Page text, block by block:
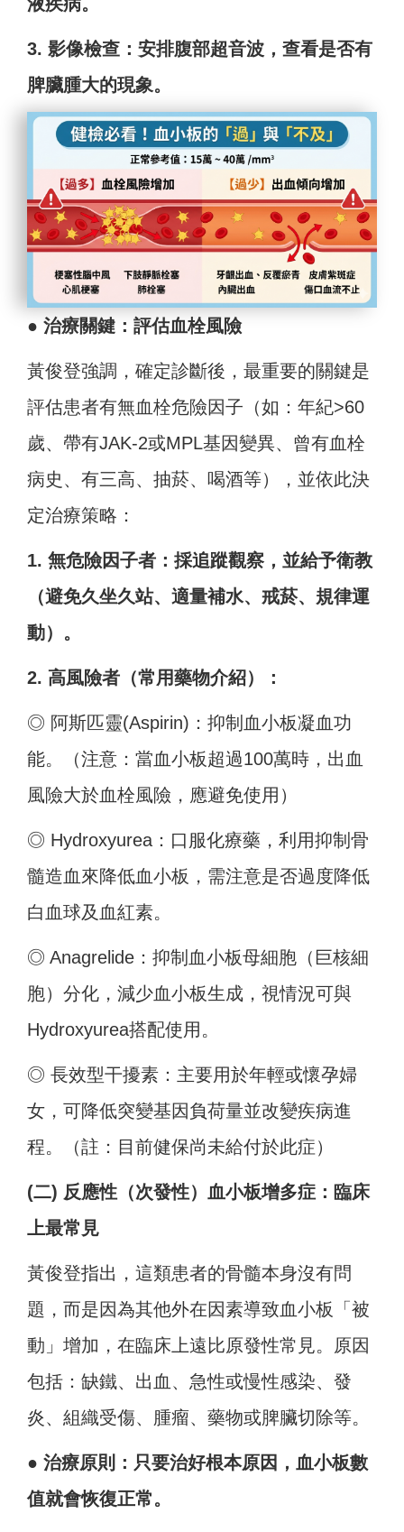
3. 影像檢查：安排腹部超音波，查看是否有
脾臟腫大的現象。
● 治療關鍵：評估血栓風險
黃俊登強調，確定診斷後，最重要的關鍵是
評估患者有無血栓危險因子（如：年紀>60
歲、帶有JAK-2或MPL基因變異、曾有血栓
病史、有三高、抽菸、喝酒等），並依此決
定治療策略：
1. 無危險因子者：採追蹤觀察，並給予衛教
（避免久坐久站、適量補水、戒菸、規律運
動）。
2. 高風險者（常用藥物介紹）：
◎ 阿斯匹靈(Aspirin)：抑制血小板凝血功
能。（注意：當血小板超過100萬時，出血
風險大於血栓風險，應避免使用）
◎ Hydroxyurea：口服化療藥，利用抑制骨
髓造血來降低血小板，需注意是否過度降低
白血球及血紅素。
◎ Anagrelide：抑制血小板母細胞（巨核細
胞）分化，減少血小板生成，視情況可與
Hydroxyurea搭配使用。
◎ 長效型干擾素：主要用於年輕或懷孕婦
女，可降低突變基因負荷量並改變疾病進
程。（註：目前健保尚未給付於此症）
(二) 反應性（次發性）血小板增多症：臨床
上最常見
黃俊登指出，這類患者的骨髓本身沒有問
題，而是因為其他外在因素導致血小板「被
動」增加，在臨床上遠比原發性常見。原因
包括：缺鐵、出血、急性或慢性感染、發
炎、組織受傷、腫瘤、藥物或脾臟切除等。
● 治療原則：只要治好根本原因，血小板數
值就會恢復正常。